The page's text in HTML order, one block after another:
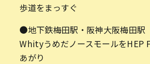
歩道をまっすぐ
●地下鉄梅田駅・阪神大阪梅田駅
WhityうめだノースモールをHEP
あがり